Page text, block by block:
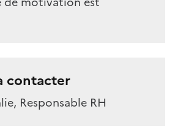
contacter
Responsable RH